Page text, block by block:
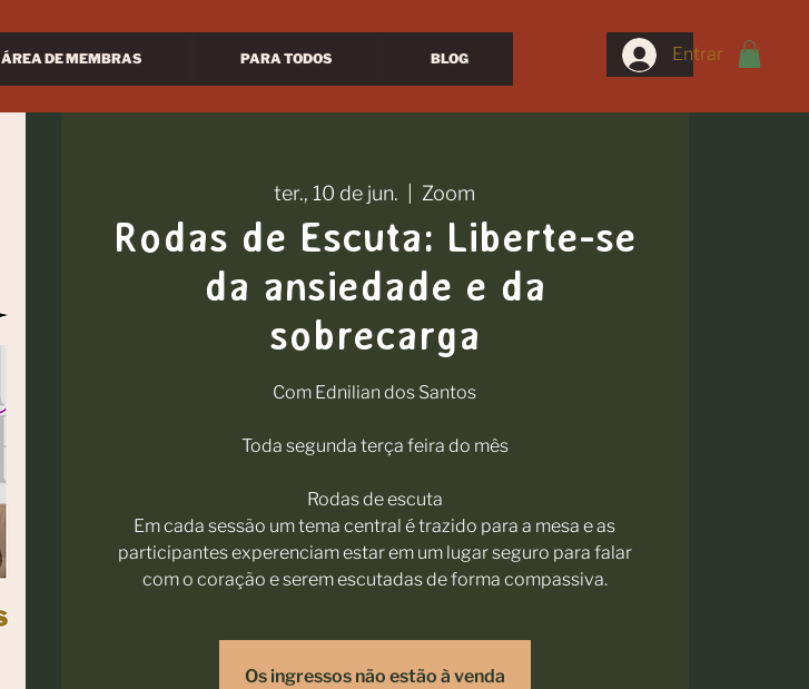
ÁREA DE MEMBRAS PARA TODOS BLOG Entrar
ter., 10 de jun. Zoom
Rodas de Escuta: Liberte-se
da ansiedade e da
sobrecarga
Com Ednilian dos Santos
Toda segunda terça feira do mês
Rodas de escuta
Em cada sessão um tema central é trazido para a mesa e as
participantes experenciam estar em um lugar seguro para falar
com o coração e serem escutadas de forma compassiva.
Os ingressos não estão à venda